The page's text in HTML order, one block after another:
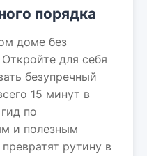
порядка
доме без
для себя
безупречный
15 минут в
по
и полезным
рутину в